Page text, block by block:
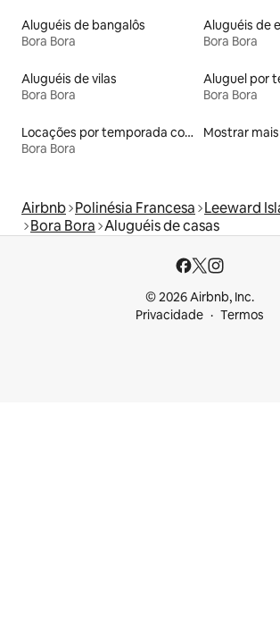
Aluguéis de bangalôs
Bora Bora
Bora Bora
Aluguéis de vilas
Bora Bora
Bora Bora
Locações por temporada com piscina
Bora Bora
Mostrar mais
Airbnb Polinésia Francesa Leeward
Bora Bora Aluguéis de casas
© 2026 Airbnb, Inc.
Privacidade
Termos